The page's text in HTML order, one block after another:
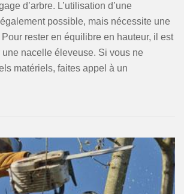
d’arbre. L’utilisation d’une
possible, mais nécessite une
rester en équilibre en hauteur, il est
nacelle éleveuse. Si vous ne
matériels, faites appel à un